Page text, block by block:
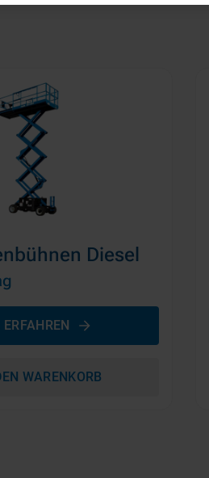
Diesel
WARENKORB